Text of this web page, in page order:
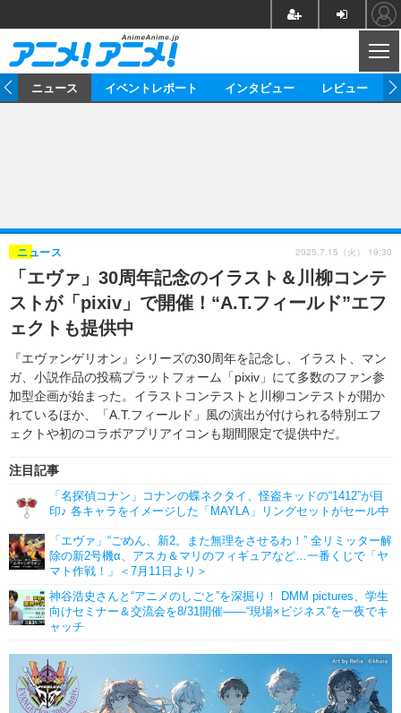
ゲーム グッズ
イベント 海外
海外イベント ビジネス
俳優・タレント アーティスト
ビジネス
アニメ 実写
書評 イベント
ゲーム 座談会
動画
アニメ
アニメ！アニメ！TV ABEMA Cafe
連載・コラム
ニュース イベントレポート インタビュー レビュー
「エヴァ」30周年記念のイラスト＆川柳コンテ
ストが「pixiv」で開催！“A.T.フィールド”エフ
ェクトも提供中
『エヴァンゲリオン』シリーズの30周年を記念し、イラスト、マン
ガ、小説作品の投稿プラットフォーム「pixiv」にて多数のファン参
加型企画が始まった。イラストコンテストと川柳コンテストが開か
れているほか、「A.T.フィールド」風の演出が付けられる特別エフ
ェクトや初のコラボアプリアイコンも期間限定で提供中だ。
ニュース
注目記事
「名探偵コナン」コナンの蝶ネクタイ、怪盗キッドの“1412”が目
印♪ 各キャラをイメージした「MAYLA」リングセットがセール中
「エヴァ」“ごめん、新2。また無理をさせるわ！” 全リミッター解
除の新2号機α、アスカ＆マリのフィギュアなど…一番くじで「ヤ
マト作戦！」＜7月11日より＞
神谷浩史さんと“アニメのしごと”を深掘り！ DMM pictures、学生
向けセミナー＆交流会を8/31開催――“現場×ビジネス”を一夜でキ
ャッチ
2025.7.15（火） 19:30